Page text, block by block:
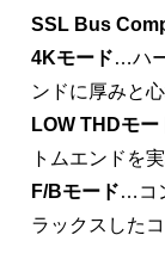
SSL Bus
4Kモード…ハ
ンドに厚みと
LOW THDモー
トムエンドを
F/Bモード…コ
ラックスした